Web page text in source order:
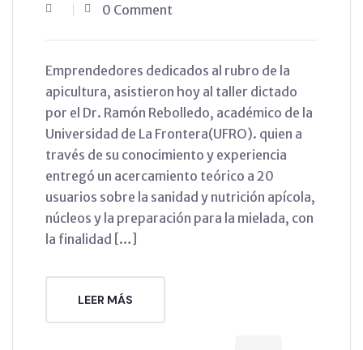
0 Comment
Emprendedores dedicados al rubro de la
apicultura, asistieron hoy al taller dictado
por el Dr. Ramón Rebolledo, académico de la
Universidad de La Frontera(UFRO). quien a
través de su conocimiento y experiencia
entregó un acercamiento teórico a 20
usuarios sobre la sanidad y nutrición apícola,
núcleos y la preparación para la mielada, con
la finalidad […]
LEER MÁS